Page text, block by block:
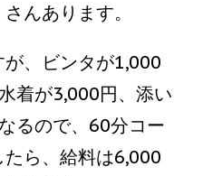
んあります。
、ビンタが1,000
着が3,000円、添い
るので、60分コー
ら、給料は6,000